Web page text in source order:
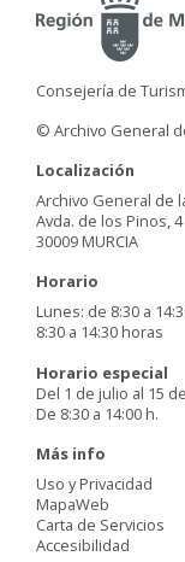
Consejería de
© Archivo General
Localización
Archivo General de
Avda. de los Pinos, 4
30009 MURCIA
Horario
Lunes: de 8:30 a
8:30 a 14:30 horas
Horario especial
Del 1 de julio al 15
De 8:30 a 14:00 h.
Más info
Uso y Privacidad
MapaWeb
Carta de Servicios
Accesibilidad